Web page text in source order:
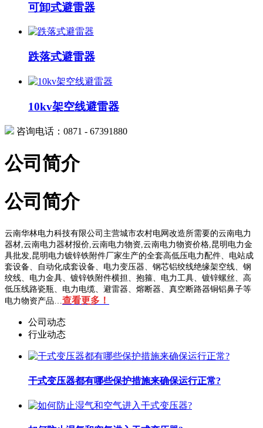
可卸式避雷器
跌落式避雷器
10kv架空线避雷器
咨询电话：0871 - 67391880
公司简介
公司简介
云南华林电力科技有限公司主营城市农村电网改造所需要的云南电力
器材,云南电力器材报价,云南电力物资,云南电力物资价格,昆明电力金
具批发,昆明电力镀锌铁附件厂家生产的全套高低压电力配件、电站成
套设备、自动化成套设备、电力变压器、钢芯铝绞线绝缘架空线、钢
绞线、电力金具、镀锌铁附件横担、抱箍、电力工具、镀锌螺丝、高
低压线路瓷瓶、电力电缆、避雷器、熔断器、真空断路器铜铝鼻子等
电力物资产品… 查看更多！
公司动态
行业动态
干式变压器都有哪些保护措施来确保运行正常?